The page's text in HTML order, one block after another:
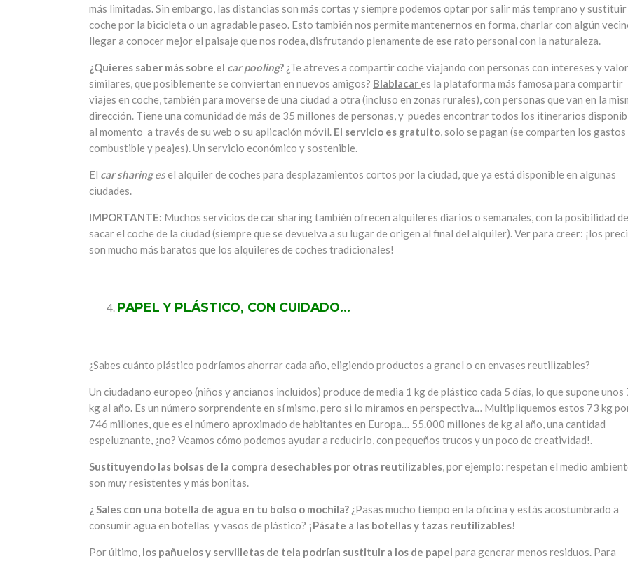
más limitadas. Sin embargo, las distancias son más cortas y siempre podemos optar por salir más temprano y sustituir
coche por la bicicleta o un agradable paseo. Esto también nos permite mantenernos en forma, charlar con algún
llegar a conocer mejor el paisaje que nos rodea, disfrutando plenamente de ese rato personal con la naturaleza.
¿Quieres saber más sobre el car pooling? ¿Te atreves a compartir coche viajando con personas con intereses y
similares, que posiblemente se conviertan en nuevos amigos? Blablacares la plataforma más famosa para compartir
viajes en coche, también para moverse de una ciudad a otra (incluso en zonas rurales), con personas que van en la
dirección. Tiene una comunidad de más de 35 millones de personas, y puedes encontrar todos los itinerarios
al momento a través de su web o su aplicación móvil. El servicio es gratuito, solo se pagan (se comparten los gastos
combustible y peajes). Un servicio económico y sostenible.
El car sharingesel alquiler de coches para desplazamientos cortos por la ciudad, que ya está disponible en algunas
ciudades.
IMPORTANTE: Muchos servicios de car sharing también ofrecen alquileres diarios o semanales, con la posibilidad de
sacar el coche de la ciudad (siempre que se devuelva a su lugar de origen al final del alquiler). Ver para creer: ¡los
son mucho más baratos que los alquileres de coches tradicionales!
PAPEL Y PLÁSTICO, CON CUIDADO…
¿Sabes cuánto plástico podríamos ahorrar cada año, eligiendo productos a granel o en envases reutilizables?
Un ciudadano europeo (niños y ancianos incluidos) produce de media 1 kg de plástico cada 5 días, lo que supone unos
kg al año. Es un número sorprendente en sí mismo, pero si lo miramos en perspectiva… Multipliquemos estos 73 kg
746 millones, que es el número aproximado de habitantes en Europa… 55.000 millones de kg al año, una cantidad
espeluznante, ¿no? Veamos cómo podemos ayudar a reducirlo, con pequeños trucos y un poco de creatividad!.
Sustituyendo las bolsas de la compra desechables por otras reutilizables, por ejemplo: respetan el medio
son muy resistentes y más bonitas.
¿ Sales con una botella de agua en tu bolso o mochila? ¿Pasas mucho tiempo en la oficina y estás acostumbrado a
consumir agua en botellas y vasos de plástico? ¡Pásate a las botellas y tazas reutilizables!
Por último, los pañuelos y servilletas de tela podrían sustituir a los de papel para generar menos residuos. Para